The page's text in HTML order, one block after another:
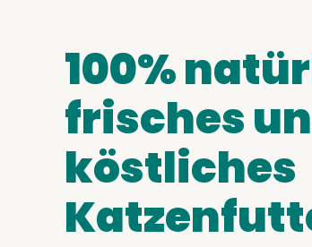
100%
frisches
köstliches